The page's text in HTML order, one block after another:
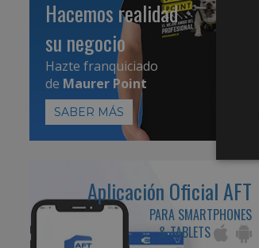
Hacemos realidad
su negocio
Hazte franquiciado
de Maurer Point
SABER MÁS
Aplicación Oficial AFT
PARA SMARTPHONES
& TABLETS